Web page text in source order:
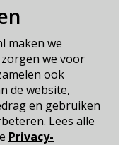
maken we
we voor
ook
de website,
en gebruiken
Lees alle
Privacy-